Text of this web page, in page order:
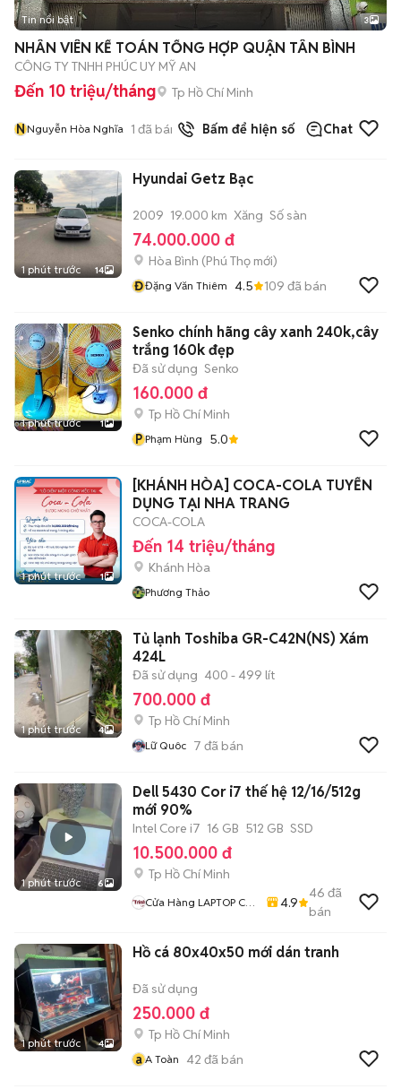
Tin nổi bật 3
NHÂN VIÊN KẾ TOÁN TỔNG HỢP QUẬN TÂN BÌNH
CÔNG TY TNHH PHÚC UY MỸ AN
Đến 10 triệu/tháng Tp Hồ Chí Minh
NNguyễn Hòa Nghĩa 1 đã bán Bấm để hiện số Chat
1 phút trước 14
Hyundai Getz Bạc
2009 19.000 km Xăng Số sàn
74.000.000 đ
Hòa Bình (Phú Thọ mới)
ĐĐặng Văn Thiêm 4.5 109 đã bán
1 phút trước 1
Senko chính hãng cây xanh 240k,cây
trắng 160k đẹp
Đã sử dụng Senko
160.000 đ
Tp Hồ Chí Minh
P Phạm Hùng 5.0
1 phút trước 1
[KHÁNH HÒA] COCA-COLA TUYỂN
DỤNG TẠI NHA TRANG
COCA-COLA
Đến 14 triệu/tháng
Khánh Hòa
Phương Thảo
1 phút trước 4
Tủ lạnh Toshiba GR-C42N(NS) Xám
424L
Đã sử dụng 400 - 499 lít
700.000 đ
Tp Hồ Chí Minh
Lữ Quôc 7 đã bán
1 phút trước 6
Dell 5430 Cor i7 thế hệ 12/16/512g
mới 90%
Intel Core i7 16 GB 512 GB SSD
10.500.000 đ
Tp Hồ Chí Minh
Cửa Hàng LAPTOP Cũ
4.9
46 đã
bán
1 phút trước 4
Hồ cá 80x40x50 mới dán tranh
Đã sử dụng
250.000 đ
Tp Hồ Chí Minh
a A Toàn 42 đã bán